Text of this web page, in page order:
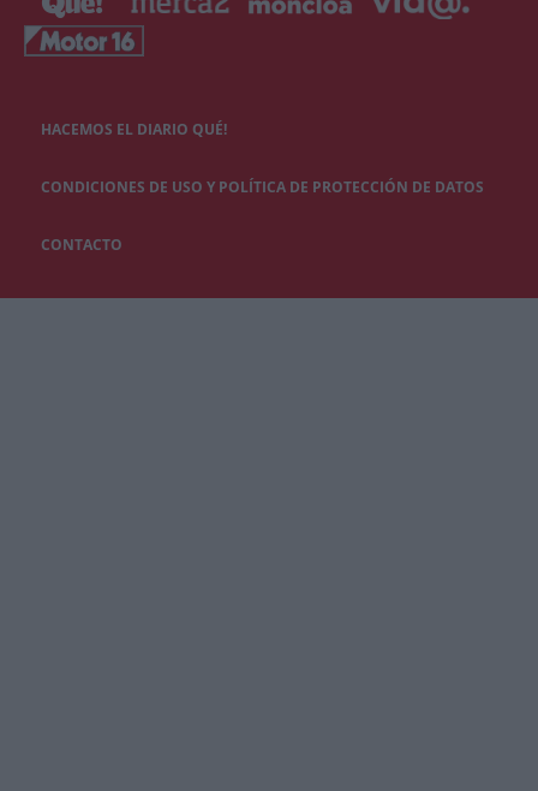
HACEMOS EL DIARIO QUÉ!
CONDICIONES DE USO Y POLÍTICA DE PROTECCIÓN DE DATOS
CONTACTO